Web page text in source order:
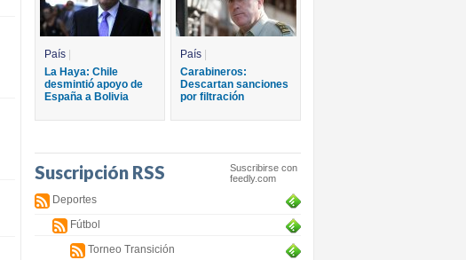
País
La Haya: Chile
desmintió apoyo de
España a Bolivia
País
Carabineros:
Descartan sanciones
por filtración
Suscripción RSS
Suscribirse con
feedly.com
Deportes
Fútbol
Torneo Transición